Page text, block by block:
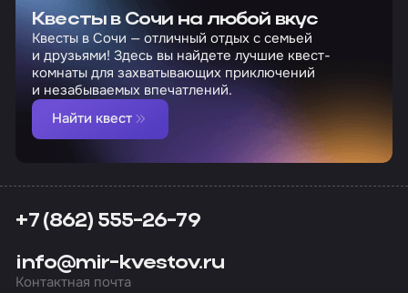
Квесты в Сочи на любой вкус
Квесты в Сочи — отличный отдых с семьей
и друзьями! Здесь вы найдете лучшие квест-
комнаты для захватывающих приключений
и незабываемых впечатлений.
Найти квест
+7 (862) 555-26-79
info@mir-kvestov.ru
Контактная почта